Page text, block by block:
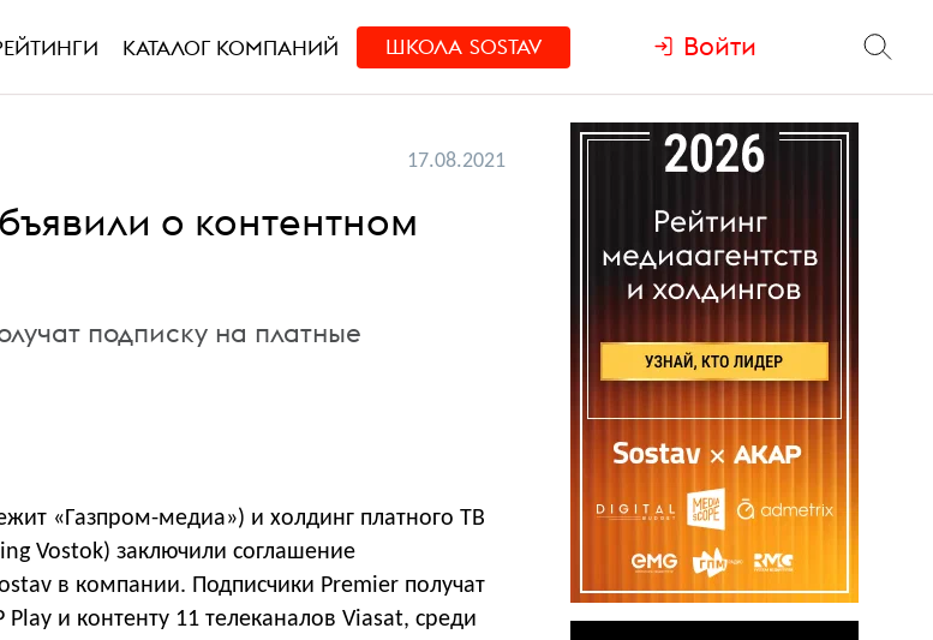
КАТАЛОГ КОМПАНИЙ ШКОЛА SOSTAV Войти
17.08.2021
о контентном
подписку на платные
«Газпром-медиа») и холдинг платного ТВ
Vostok) заключили соглашение
в компании. Подписчики Premier получат
Play и контенту 11 телеканалов Viasat, среди